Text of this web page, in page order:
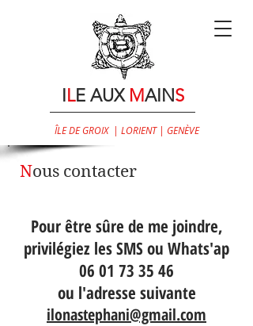
LE AUX MAINS
ÎLE DE GROIX | LORIENT | GENÈVE
Nous contacter
Pour être sûre de me joindre,
privilégiez les SMS ou Whats'ap
06 01 73 35 46
ou l'adresse suivante
ilonastephani@gmail.com